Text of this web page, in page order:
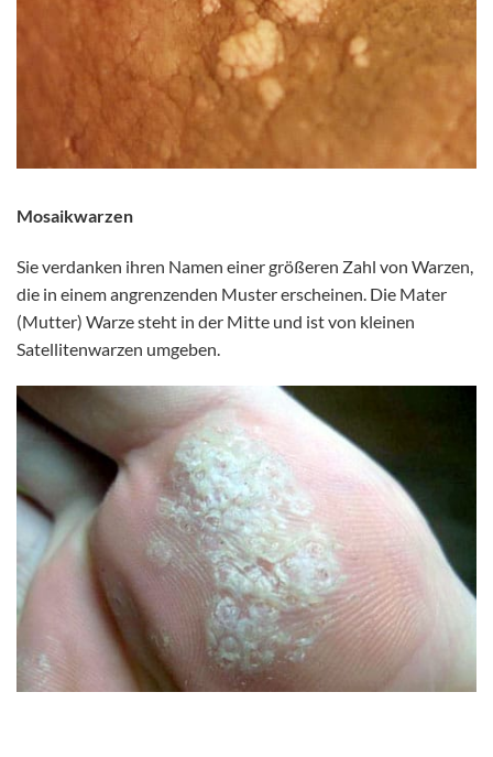
Mosaikwarzen
Sie verdanken ihren Namen einer größeren Zahl von Warzen,
die in einem angrenzenden Muster erscheinen. Die Mater
(Mutter) Warze steht in der Mitte und ist von kleinen
Satellitenwarzen umgeben.